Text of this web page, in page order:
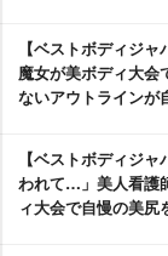
【ベストボディジ
魔女が美ボディ大会
ないアウトラインが
【ベストボディジ
われて…」美人看護
ィ大会で自慢の美尻